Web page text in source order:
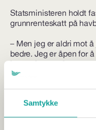
Samtykke
Statsministeren holdt
grunnrenteskatt på
– Men jeg er aldri mot
bedre. Jeg er åpen for
innretningen på
svarte Støre.
Vil du lese mer?